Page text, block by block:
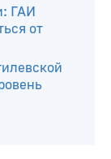
ГАИ
от